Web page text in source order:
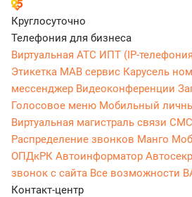
Круглосуточно
Телефония для бизнеса
Виртуальная АТС ИПТ (IP-
Этикетка МАВ сервис Карусель
мессенджер Видеоконференции
Голосовое меню Мобильный
Виртуальная магистраль связи
Распределение звонков Манго
ОПДкРК Автоинформатор
звонок с сайта Все возможности
Контакт-центр